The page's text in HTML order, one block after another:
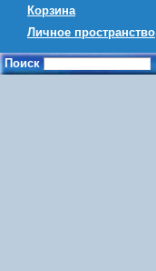
Корзина
Личное пространство
Поиск